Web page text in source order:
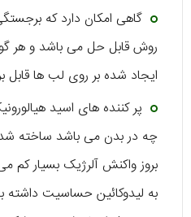
گاهی امکان دارد که
روش قابل حل می باشد و هر
ایجاد شده بر روی لب ها
پر کننده های اسید
چه در بدن می باشد ساخته
بروز واکنش آلرژیک بسیار کم
به لیدوکائین حساسیت داشته